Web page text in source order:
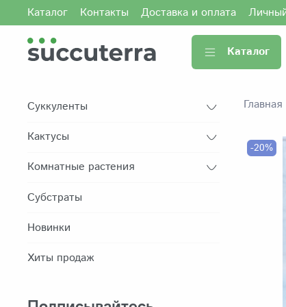
Каталог Контакты Доставка и оплата
Каталог
Главная
-20%
Суккуленты
Кактусы
Комнатные растения
Субстраты
Новинки
Хиты продаж